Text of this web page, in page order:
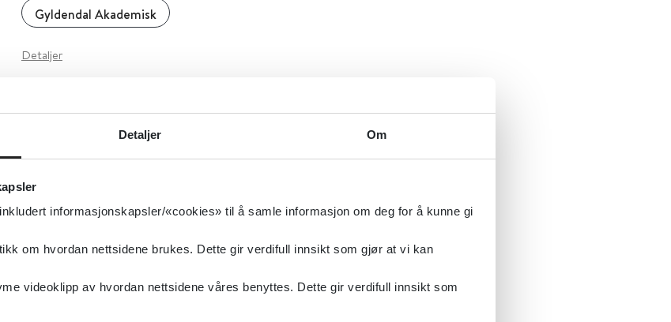
Detaljer Om
informasjonskapsler/«cookies» til å samle informasjon om deg for å kunne gi
om hvordan nettsidene brukes. Dette gir verdifull innsikt som gjør at vi kan
videoklipp av hvordan nettsidene våres benyttes. Dette gir verdifull innsikt som
Gyldendal Akademisk
Detaljer
Akutt tonsillitt og skarlagensfeber, Barnelegeforeningen
Norsk barnelegeforening
Detaljer
Akutthjelperordningen
Helsedirektoratet